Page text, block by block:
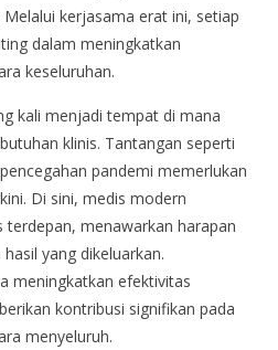
kerjasama erat ini, setiap
dalam meningkatkan
keseluruhan.
kali menjadi tempat di mana
klinis. Tantangan seperti
pandemi memerlukan
Di sini, medis modern
menawarkan harapan
yang dikeluarkan.
meningkatkan efektivitas
kontribusi signifikan pada
menyeluruh.